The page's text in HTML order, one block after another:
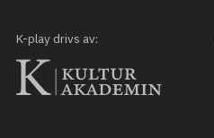
Mina favoriter
K-play drivs av: